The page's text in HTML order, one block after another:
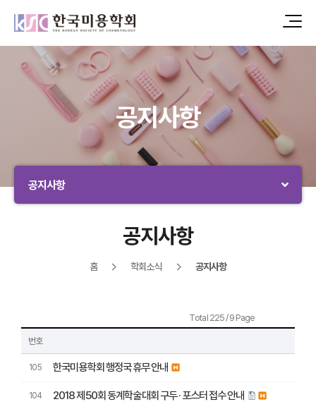
공지사항
공지사항
공지사항
홈 학회소식 공지사항
Total 225 / 9 Page
번호
105 한국미용학회 행정국 휴무 안내
104 2018 제50회 동계학술대회 구두 · 포스터 접수 안내